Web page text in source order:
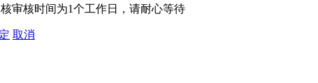
审核时间为1个工作日，请耐心等待
取消